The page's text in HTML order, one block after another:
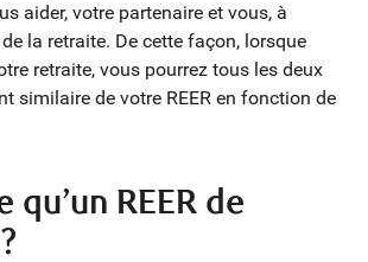
aider, votre partenaire et vous, à
la retraite. De cette façon, lorsque
retraite, vous pourrez tous les deux
similaire de votre REER en fonction de
qu’un REER de